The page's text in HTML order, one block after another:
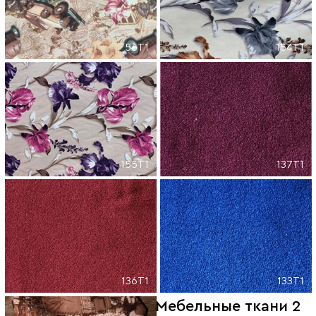
56T1 154T1
155T1 137T1
136T1 133T1
Мебельные ткани 2